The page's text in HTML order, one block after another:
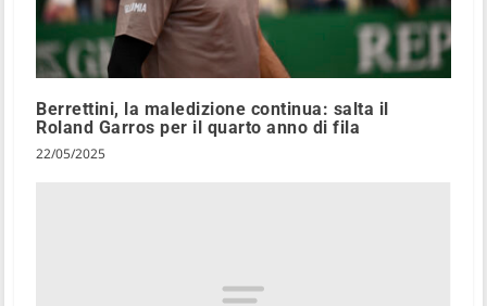
Berrettini, la maledizione continua: salta il
Roland Garros per il quarto anno di fila
22/05/2025